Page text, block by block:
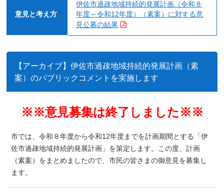
意見と考え方
伊佐市過疎地域持続的発展計画（令和８
年度～令和12年度）（素案）に対する意
見公募の結果
【アーカイブ】伊佐市過疎地域持続的発展計画（素
案）のパブリックコメントを実施します
※※意見募集は終了しました※※
市では、令和８年度から令和12年度までを計画期間とする「伊
佐市過疎地域持続的発展計画」を策定します。この度、計画
（素案）をまとめましたので、市民の皆さまの御意見を募集し
ます。